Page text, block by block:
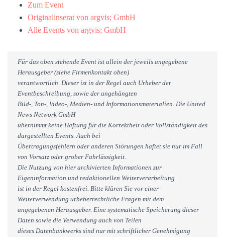
Zum Event
Originalinserat von argvis; GmbH
Alle Events von argvis; GmbH
Für das oben stehende Event ist allein der jeweils angegebene
Herausgeber (siehe Firmenkontakt oben)
verantwortlich. Dieser ist in der Regel auch Urheber der
Eventbeschreibung, sowie der angehängten
Bild-, Ton-, Video-, Medien- und Informationsmaterialien. Die United
News Network GmbH
übernimmt keine Haftung für die Korrektheit oder Vollständigkeit des
dargestellten Events. Auch bei
Übertragungsfehlern oder anderen Störungen haftet sie nur im Fall
von Vorsatz oder grober Fahrlässigkeit.
Die Nutzung von hier archivierten Informationen zur
Eigeninformation und redaktionellen Weiterverarbeitung
ist in der Regel kostenfrei. Bitte klären Sie vor einer
Weiterverwendung urheberrechtliche Fragen mit dem
angegebenen Herausgeber. Eine systematische Speicherung dieser
Daten sowie die Verwendung auch von Teilen
dieses Datenbankwerks sind nur mit schriftlicher Genehmigung